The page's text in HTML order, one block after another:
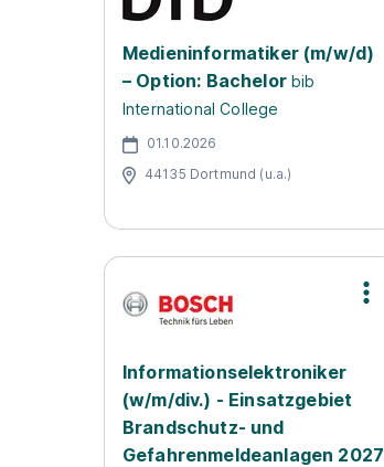
Medieninformatiker (m/w/d)
– Option: Bachelorbib
International College
01.10.2026
44135 Dortmund (u.a.)
Informationselektroniker
(w/m/div.) - Einsatzgebiet
Brandschutz- und
Gefahrenmeldeanlagen 2027